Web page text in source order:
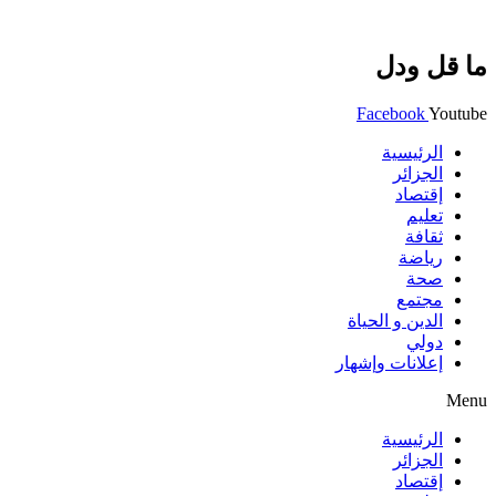
ما قل ودل
FacebookYoutube
الرئيسية
الجزائر
إقتصاد
تعليم
ثقافة
رياضة
صحة
مجتمع
الدين و الحياة
دولي
إعلانات وإشهار
Menu
الرئيسية
الجزائر
إقتصاد